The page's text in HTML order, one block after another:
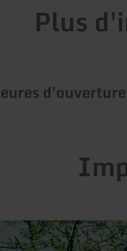
Plus
d'ouverture